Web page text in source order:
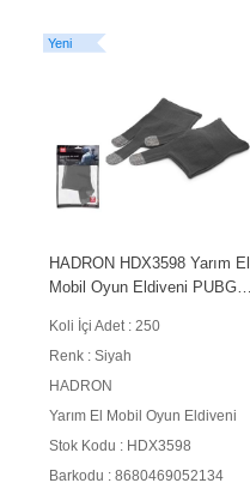
Yeni
HADRON HDX3598 Yarım El
Mobil Oyun Eldiveni PUBG
Siyah
Koli İçi Adet : 250
Renk : Siyah
HADRON
Yarım El Mobil Oyun Eldiveni
Stok Kodu : HDX3598
Barkodu : 8680469052134